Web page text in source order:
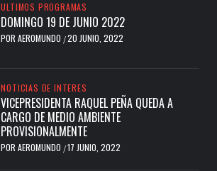
ULTIMOS PROGRAMAS
DOMINGO 19 DE JUNIO 2022
POR AEROMUNDO /20 JUNIO, 2022
NOTICIAS DE INTERES
VICEPRESIDENTA RAQUEL PEÑA QUEDA A
CARGO DE MEDIO AMBIENTE
PROVISIONALMENTE
POR AEROMUNDO /17 JUNIO, 2022